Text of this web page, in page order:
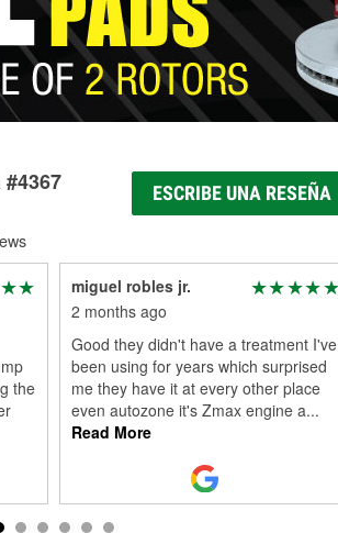
ESCRIBE UNA RESEÑA
the
miguel robles jr.
2 months ago
Good they didn't have a treatment I've
been using for years which surprised
me they have it at every other place
even autozone it's Zmax engine a...
Read More